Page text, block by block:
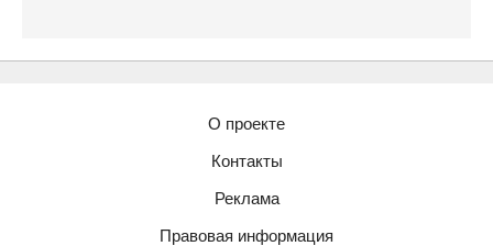
О проекте
Контакты
Реклама
Правовая информация